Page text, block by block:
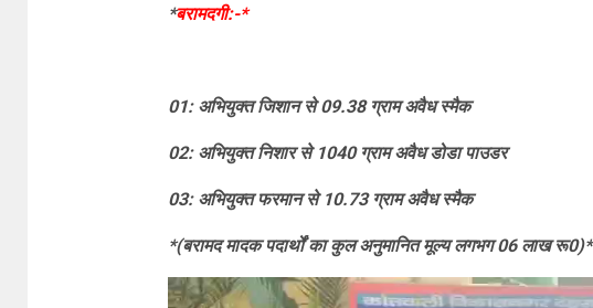
*बरामदगी:-*
01: अभियुक्त जिशान से 09.38 ग्राम अवैध स्मैक
02: अभियुक्त निशार से 1040 ग्राम अवैध डोडा पाउडर
03: अभियुक्त फरमान से 10.73 ग्राम अवैध स्मैक
*(बरामद मादक पदार्थों का कुल अनुमानित मूल्य लगभग 06 लाख रू0)*
Video